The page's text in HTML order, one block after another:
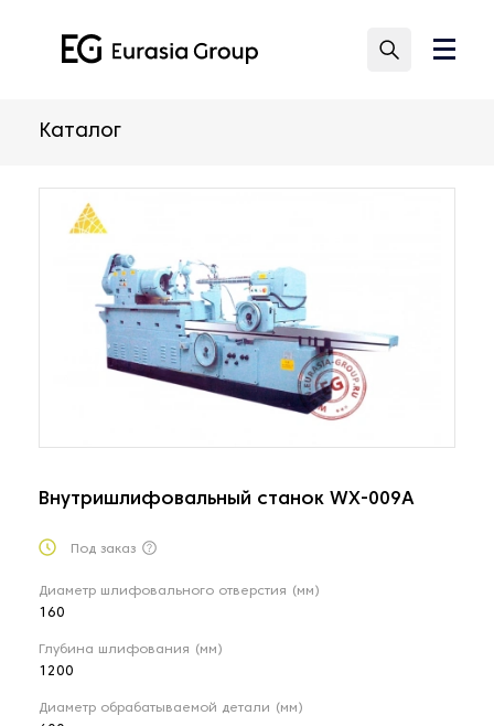
Каталог
Внутришлифовальный станок WX-009A
Под заказ
Диаметр шлифовального отверстия (мм)
160
Глубина шлифования (мм)
1200
Диаметр обрабатываемой детали (мм)